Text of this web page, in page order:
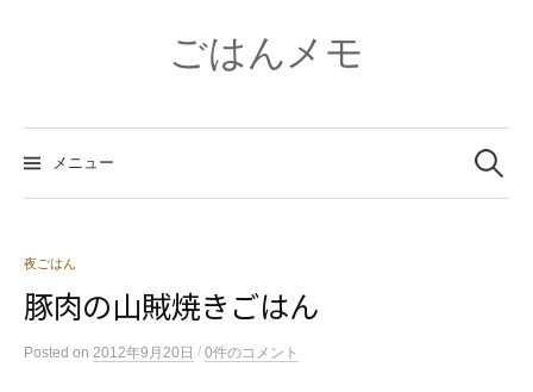
ス
キ
プ
ごはんメモ
メニュー
索:
夜ごはん
豚肉の山賊焼きごはん
Posted on 2012年9月20日 / 0件のコメント